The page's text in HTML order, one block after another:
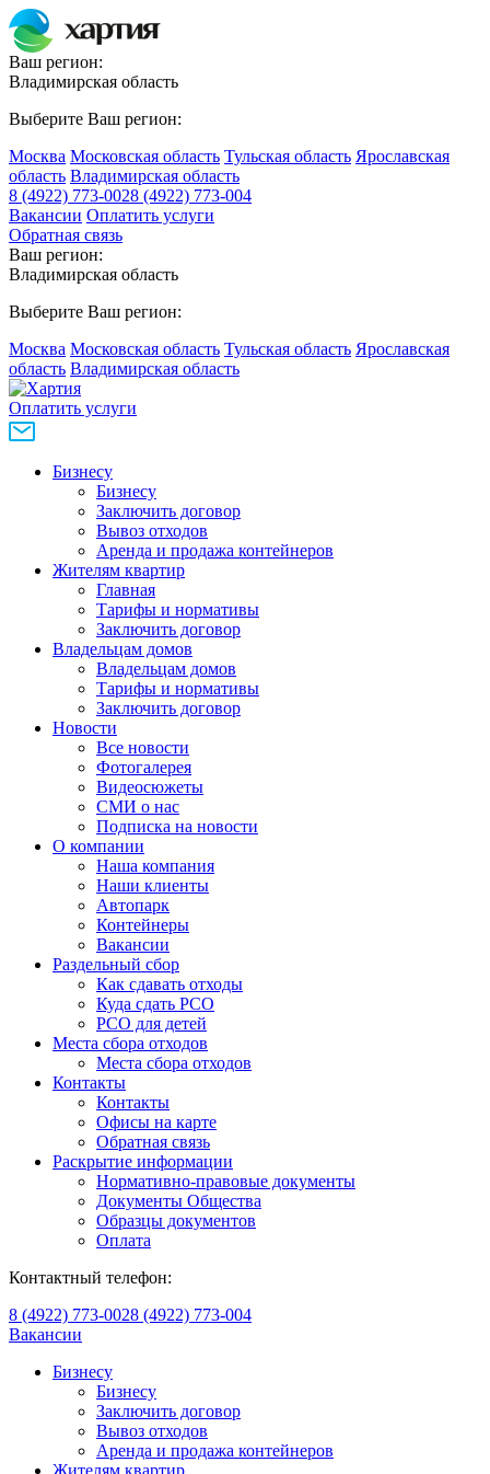
Ваш регион:
Владимирская область
Выберите Ваш регион:
Москва Московская область Тульская область Ярославская
область Владимирская область
8 (4922) 773-0028 (4922) 773-004
Вакансии Оплатить услуги
Обратная связь
Ваш регион:
Владимирская область
Выберите Ваш регион:
Москва Московская область Тульская область Ярославская
область Владимирская область
Оплатить услуги
Бизнесу
Бизнесу
Заключить договор
Вывоз отходов
Аренда и продажа контейнеров
Жителям квартир
Главная
Тарифы и нормативы
Заключить договор
Владельцам домов
Владельцам домов
Тарифы и нормативы
Заключить договор
Новости
Все новости
Фотогалерея
Видеосюжеты
СМИ о нас
Подписка на новости
О компании
Наша компания
Наши клиенты
Автопарк
Контейнеры
Вакансии
Раздельный сбор
Как сдавать отходы
Куда сдать РСО
РСО для детей
Места сбора отходов
Места сбора отходов
Контакты
Контакты
Офисы на карте
Обратная связь
Раскрытие информации
Нормативно-правовые документы
Документы Общества
Образцы документов
Оплата
Контактный телефон:
8 (4922) 773-0028 (4922) 773-004
Вакансии
Бизнесу
Бизнесу
Заключить договор
Вывоз отходов
Аренда и продажа контейнеров
Жителям квартир